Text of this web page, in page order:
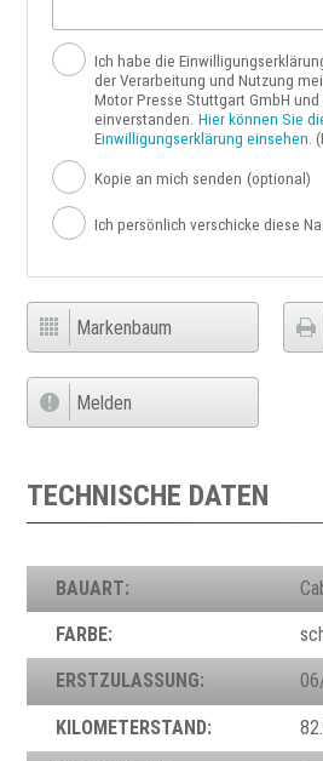
Ich habe die
der Verarbeitung und Nutzung
Motor Presse Stuttgart GmbH
einverstanden. Hier können Sie
Einwilligungserklärung einsehen.
Kopie an mich senden (optional)
Ich persönlich verschicke diese
Markenbaum
Melden
TECHNISCHE DATEN
BAUART:
FARBE:
ERSTZULASSUNG:
KILOMETERSTAND: